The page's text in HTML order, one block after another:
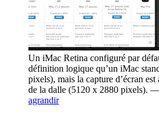
Un iMac Retina configuré par
définition logique qu’un iMac
pixels), mais la capture d’écran
de la dalle (5120 x 2880 pixels). —
agrandir